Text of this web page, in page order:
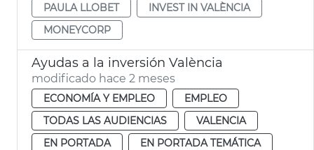
PAULA LLOBET
INVEST IN VALÈNCIA
MONEYCORP
Ayudas a la inversión València
modificado hace 2 meses
ECONOMÍA Y EMPLEO
EMPLEO
TODAS LAS AUDIENCIAS
VALENCIA
EN PORTADA
EN PORTADA TEMÁTICA